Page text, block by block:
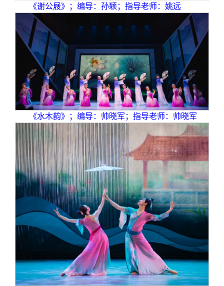
《谢公屐》；编导：孙颖；指导老师：姚远
《水木韵》；编导：帅晓军；指导老师：帅晓军